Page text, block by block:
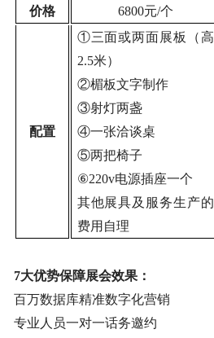
价格
6800元/个
配置
①三面或两面展板（高
2.5米）
②楣板文字制作
③射灯两盏
④一张洽谈桌
⑤两把椅子
⑥220v电源插座一个
其他展具及服务生产的
费用自理
7大优势保障展会效果：
百万数据库精准数字化营销
专业人员一对一话务邀约